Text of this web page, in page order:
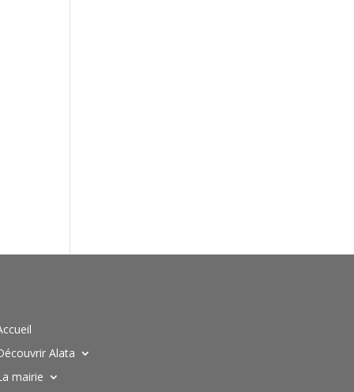
Alata
mairie